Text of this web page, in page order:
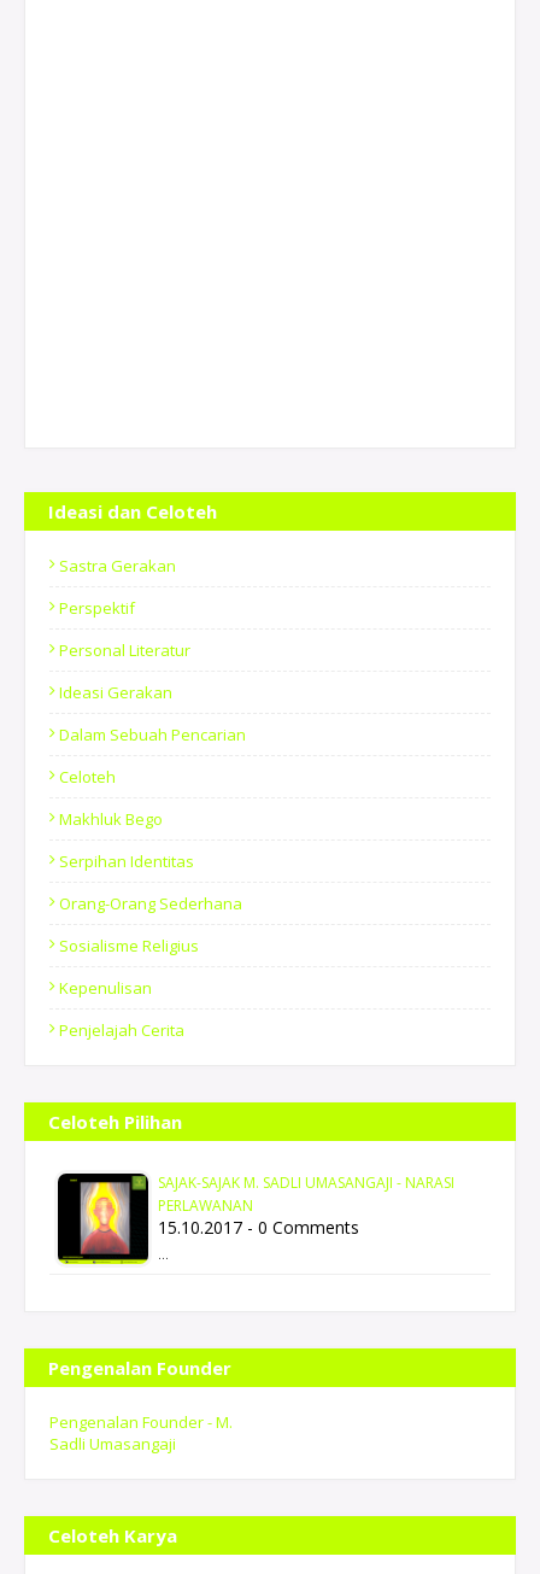
Ideasi dan Celoteh
Sastra Gerakan
Perspektif
Personal Literatur
Ideasi Gerakan
Dalam Sebuah Pencarian
Celoteh
Makhluk Bego
Serpihan Identitas
Orang-Orang Sederhana
Sosialisme Religius
Kepenulisan
Penjelajah Cerita
Celoteh Pilihan
SAJAK-SAJAK M. SADLI UMASANGAJI - NARASI
PERLAWANAN
15.10.2017 - 0 Comments
…
Pengenalan Founder
Pengenalan Founder - M.
Sadli Umasangaji
Celoteh Karya